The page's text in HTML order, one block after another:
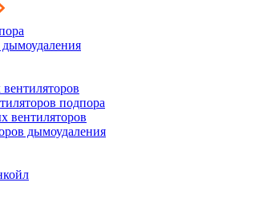
подпора
вентиляторов
дымоудаления